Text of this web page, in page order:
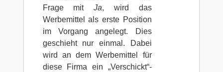
Frage mitJa, wird das
Werbemittel als erste Position
im Vorgang angelegt. Dies
geschieht nur einmal. Dabei
wird an dem Werbemittel für
diese Firma ein „Verschickt“-